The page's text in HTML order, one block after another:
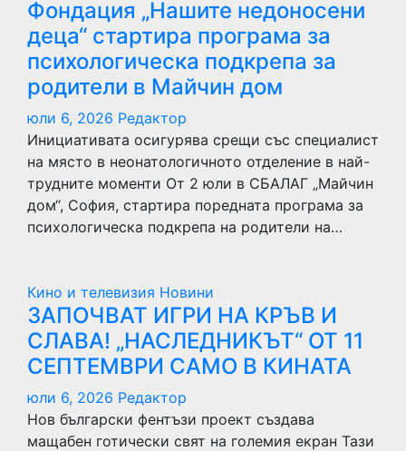
Фондация „Нашите недоносени
деца“ стартира програма за
психологическа подкрепа за
родители в Майчин дом
юли 6, 2026 Редактор
Инициативата осигурява срещи със специалист
на място в неонатологичното отделение в най-
трудните моменти От 2 юли в СБАЛАГ „Майчин
дом“, София, стартира поредната програма за
психологическа подкрепа на родители на…
Кино и телевизия Новини
ЗАПОЧВАТ ИГРИ НА КРЪВ И
СЛАВА! „НАСЛЕДНИКЪТ“ ОТ 11
СЕПТЕМВРИ САМО В КИНАТА
юли 6, 2026 Редактор
Нов български фентъзи проект създава
мащабен готически свят на големия екран Тази